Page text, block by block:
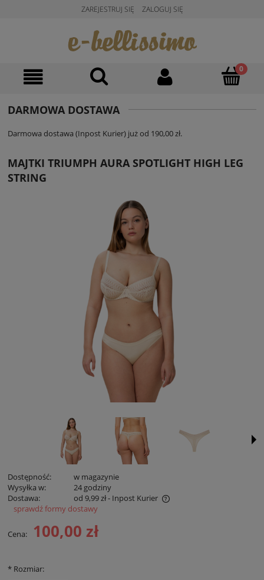
ZAREJESTRUJ SIĘ ZALOGUJ SIĘ
DARMOWA DOSTAWA
Darmowa dostawa (Inpost Kurier) już od 190,00 zł.
MAJTKI TRIUMPH AURA SPOTLIGHT HIGH LEG
STRING
Dostępność:
w magazynie
Wysyłka w:
24 godziny
Dostawa:
od 9,99 zł- Inpost Kurier
Cena zawiera koszty płatności online
sprawdź formy dostawy
Cena: 100,00 zł
* Rozmiar: